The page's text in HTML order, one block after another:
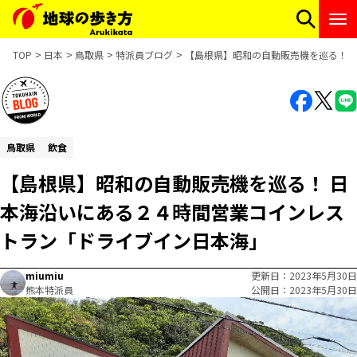
TOP 日本 鳥取県 特派員ブログ 【島根県】昭和の自動販売機を巡る
鳥取県 飲食
【島根県】昭和の自動販売機を巡る！ 日
本海沿いにある２４時間営業コインレス
トラン「ドライブイン日本海」
miumiu
熊本特派員
更新日
2023年5月30日
公開日
2023年5月30日